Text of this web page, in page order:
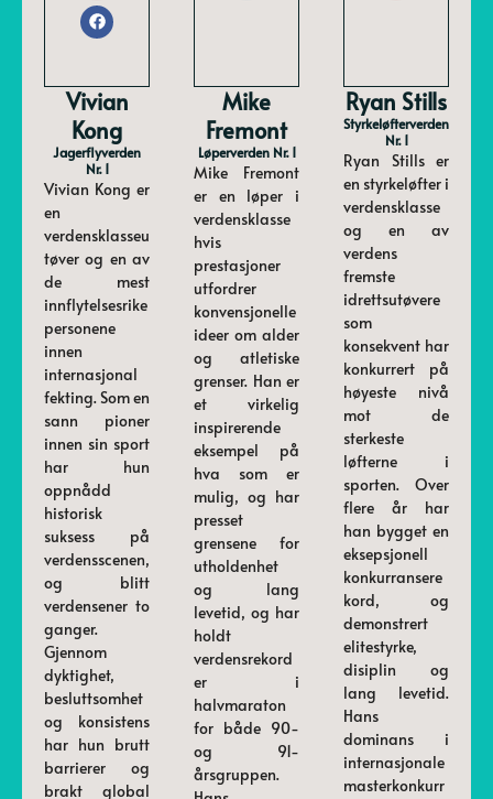
Vivian
Kong
Jagerflyverden
Nr. 1
Vivian Kong er
en
verdensklasseu
tøver og en av
de mest
innflytelsesrike
personene
innen
internasjonal
fekting. Som en
sann pioner
innen sin sport
har hun
oppnådd
historisk
suksess på
verdensscenen,
og blitt
verdensener to
ganger.
Gjennom
dyktighet,
besluttsomhet
og konsistens
har hun brutt
barrierer og
brakt global
Mike
Fremont
Løperverden Nr. 1
Mike Fremont
er en løper i
verdensklasse
hvis
prestasjoner
utfordrer
konvensjonelle
ideer om alder
og atletiske
grenser. Han er
et virkelig
inspirerende
eksempel på
hva som er
mulig, og har
presset
grensene for
utholdenhet
og lang
levetid, og har
holdt
verdensrekord
er i
halvmaraton
for både 90-
og 91-
årsgruppen.
Ryan Stills
Styrkeløfterverden
Nr. 1
Ryan Stills er
en styrkeløfter i
verdensklasse
og en av
verdens
fremste
idrettsutøvere
som
konsekvent har
konkurrert på
høyeste nivå
mot de
sterkeste
løfterne i
sporten. Over
flere år har
han bygget en
eksepsjonell
konkurransere
kord, og
demonstrert
elitestyrke,
disiplin og
lang levetid.
Hans
dominans i
internasjonale
masterkonkurr